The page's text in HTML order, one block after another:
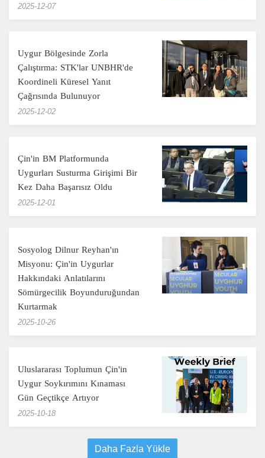
‎2025-12-07
Uygur Bölgesinde Zorla
Çalıştırma: STK'lar UNBHR'de
Koordineli Küresel Yanıt
Çağrısında Bulunuyor
‎2025-12-02
Çin'in BM Platformunda
Uygurları Susturma Girişimi Bir
Kez Daha Başarısız Oldu
‎2025-12-01
Sosyolog Dilnur Reyhan'ın
Misyonu: Çin'in Uygurlar
Hakkındaki Anlatılarını
Sömürgecilik Boyunduruğundan
Kurtarmak
‎2025-10-26
Uluslararası Toplumun Çin'in
Uygur Soykırımını Kınaması
Gün Geçtikçe Artıyor
‎2025-10-18
Daha Fazla Yükle